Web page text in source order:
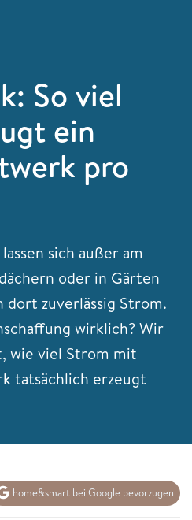
So viel
ein
pro
sich außer am
oder in Gärten
zuverlässig Strom.
wirklich? Wir
wie viel Strom mit
tatsächlich erzeugt
home&smart bei Google bevorzugen